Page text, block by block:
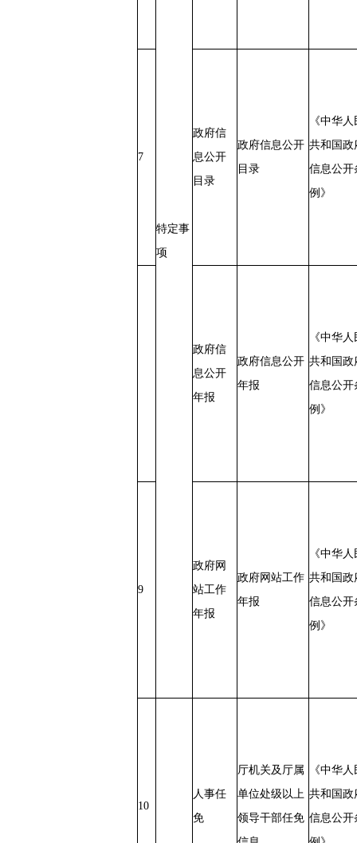
特定事
项
7
政府信
息公开
目录
政府信息公开
目录
《中华人
共和国政
信息公开
例》
政府信
息公开
年报
政府信息公开
年报
《中华人
共和国政
信息公开
例》
9
政府网
站工作
年报
政府网站工作
年报
《中华人
共和国政
信息公开
例》
10
人事任
免
厅机关及厅属
单位处级以上
领导干部任免
《中华人
共和国政
信息公开